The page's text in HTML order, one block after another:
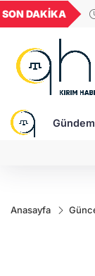
SON DAKİKA
GEL
18,2677
Gündem
Anasayfa